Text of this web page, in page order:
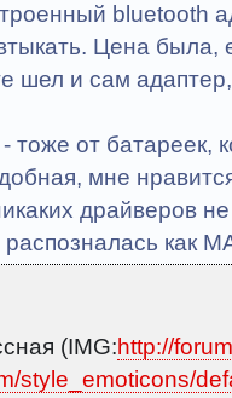
bluetooth
Цена была,
шел и сам
тоже от батареек,
мне
драйверов
как
(IMG:http://
style_emoticons/